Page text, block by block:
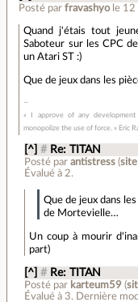
Posté parfravashyo le
Quand j'étais tout
Saboteur sur les CPC
un Atari ST :)
Que de jeux dans les
« I approve of any
monopolize the use of force. » Eric
[^] # Re: TITAN
Posté par antistress(site
Évalué à 2.
Que de jeux dans
de Mortevielle…
Un coup à mourir
part)
[^] # Re: TITAN
Posté par karteum59(
Évalué à 3. Dernière